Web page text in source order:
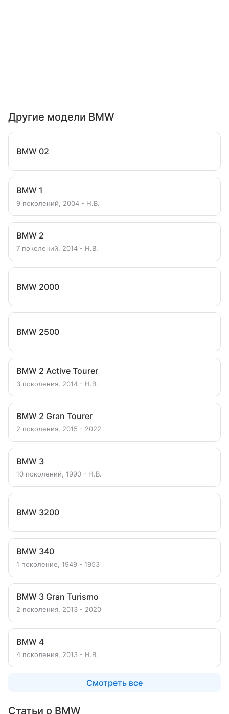
Другие модели BMW
BMW 02
BMW 1
9 поколений, 2004 - Н.В.
BMW 2
7 поколений, 2014 - Н.В.
BMW 2000
BMW 2500
BMW 2 Active Tourer
3 поколения, 2014 - Н.В.
BMW 2 Gran Tourer
2 поколения, 2015 - 2022
BMW 3
10 поколений, 1990 - Н.В.
BMW 3200
BMW 340
1 поколение, 1949 - 1953
BMW 3 Gran Turismo
2 поколения, 2013 - 2020
BMW 4
4 поколения, 2013 - Н.В.
Смотреть все
Статьи о BMW